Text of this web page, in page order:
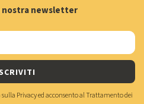
nostra newsletter
Privacyed acconsento alTrattamento dei